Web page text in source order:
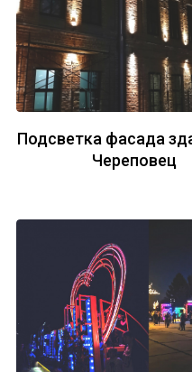
Подсветка фасада
Череповец